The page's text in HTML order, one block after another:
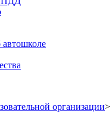
организации>